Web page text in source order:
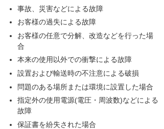
事故、災害などによる故障
お客様の過失による故障
お客様の任意で分解、改造などを行った場
合
本来の使用以外での衝撃による故障
設置および輸送時の不注意による破損
問題のある場所または環境に設置した場合
指定外の使用電源(電圧・周波数)などによる
故障
保証書を紛失された場合